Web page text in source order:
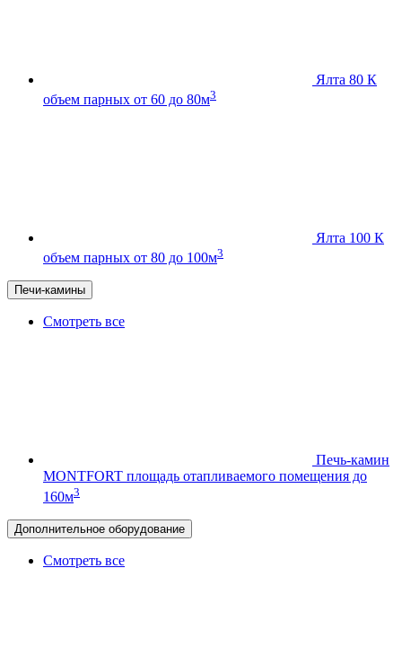
Ялта 80 К
объем парных от 60 до 80м3
Ялта 100 К
объем парных от 80 до 100м3
Печи-камины
Смотреть все
Печь-камин
MONTFORT площадь отапливаемого помещения до
160м3
Дополнительное оборудование
Смотреть все